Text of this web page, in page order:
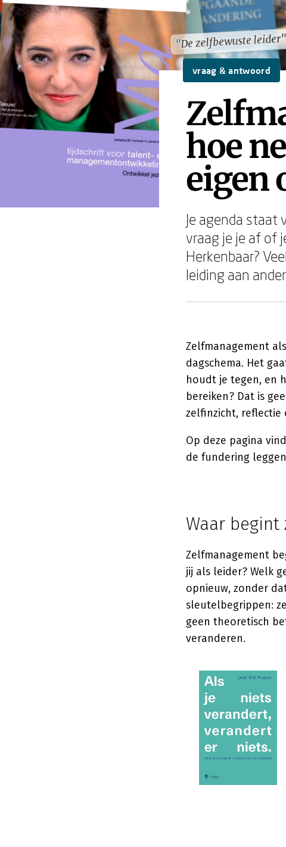
"De zelfbewuste
"De zelfbewuste
vraag & antwoord
hoe
eigen
Je agenda staat
vraag je je af of
Herkenbaar?
leiding aan
Zelfmanagement
dagschema. Het
houdt je tegen, en
bereiken? Dat is
zelfinzicht, reflectie
Op deze pagina
de fundering
Waar
Zelfmanagement
jij als leider? Welk
opnieuw, zonder
sleutelbegrippen:
geen theoretisch
veranderen.